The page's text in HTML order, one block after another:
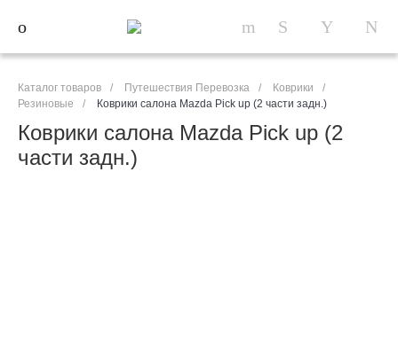
Каталог товаров / Путешествия Перевозка / Коврики
/
Резиновые
/ Коврики салона Mazda Pick up (2 части задн.)
Коврики салона Mazda Pick up (2
части задн.)